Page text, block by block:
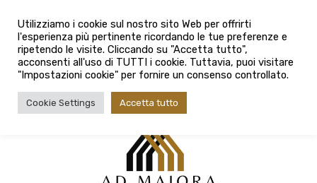
080 3759025
Città
Tipologia contratto
Tipologia contratto
Utilizziamo i cookie sul nostro sito Web per offrirti
l'esperienza più pertinente ricordando le tue preferenze e
ripetendo le visite. Cliccando su "Accetta tutto",
acconsenti all'uso di TUTTI i cookie. Tuttavia, puoi visitare
"Impostazioni cookie" per fornire un consenso controllato.
Cookie Settings Accetta tutto